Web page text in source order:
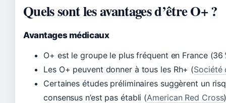
Quels sont les avantages d’être O+ ?
Avantages médicaux
O+ est le groupe le plus fréquent en France (36
Les O+ peuvent donner à tous les Rh+ (Société
Certaines études préliminaires suggèrent un
consensus n’est pas établi (American Red Cross